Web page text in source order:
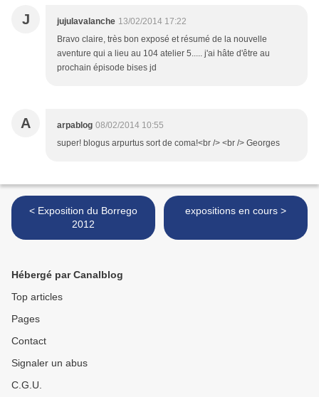
J jujulavalanche 13/02/2014 17:22
Bravo claire, très bon exposé et résumé de la nouvelle
aventure qui a lieu au 104 atelier 5..... j'ai hâte d'être au
prochain épisode bises jd
A arpablog 08/02/2014 10:55
super! blogus arpurtus sort de coma!<br /> <br /> Georges
< Exposition du Borrego
2012
expositions en cours >
Hébergé par Canalblog
Top articles
Pages
Contact
Signaler un abus
C.G.U.